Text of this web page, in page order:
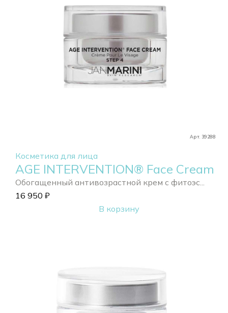
Арт. 39288
Косметика для лица
AGE INTERVENTION® Face Cream
Обогащенный антивозрастной крем с фитоэс...
16 950 ₽
В корзину